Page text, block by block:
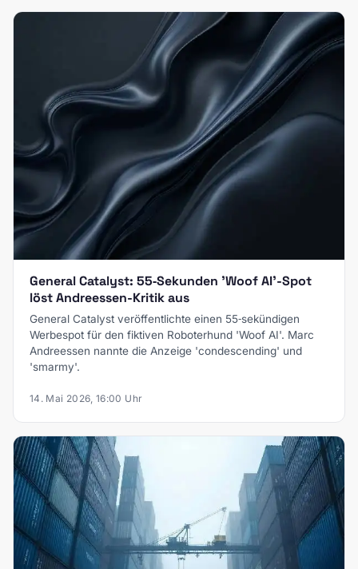
General Catalyst: 55‑Sekunden 'Woof AI'-Spot
löst Andreessen-Kritik aus
General Catalyst veröffentlichte einen 55‑sekündigen
Werbespot für den fiktiven Roboterhund 'Woof AI'. Marc
Andreessen nannte die Anzeige 'condescending' und
'smarmy'.
14. Mai 2026, 16:00 Uhr